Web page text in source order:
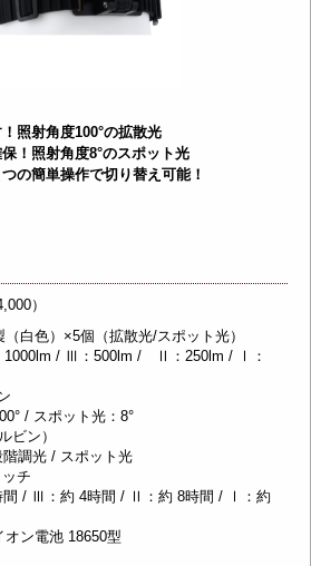
照射角度100°の拡散光
！照射角度8°のスポット光
の簡単操作で切り替え可能！
）
白色）×5個（拡散光/スポット光）
1000lm / Ⅲ：500lm / Ⅱ：250lm / Ⅰ：
/ スポット光：8°
ビン）
調光 / スポット光
チ
間 / Ⅲ：約 4時間 / Ⅱ：約 8時間 / Ⅰ：約
ン電池 18650型